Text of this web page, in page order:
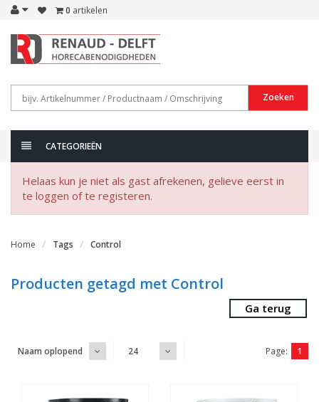
0 artikelen
Zoeken
CATEGORIEËN
Helaas kun je niet als gast afrekenen, gelieve eerst in
te loggen of te registeren.
Home Tags Control
Producten getagd met Control
Ga terug
Naam oplopend 24 Page: 1